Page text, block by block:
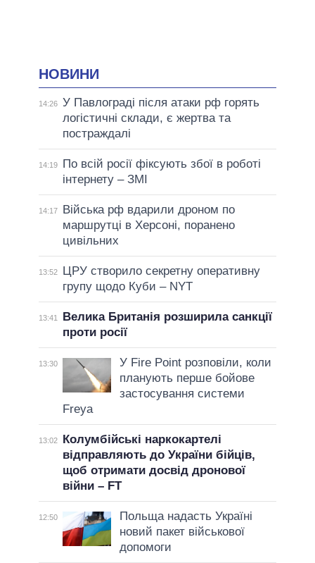
НОВИНИ
14:26 У Павлограді після атаки рф горять
логістичні склади, є жертва та
постраждалі
14:19
По всій росії фіксують збої в роботі
інтернету – ЗМІ
14:17
Війська рф вдарили дроном по
маршрутці в Херсоні, поранено
цивільних
13:52
ЦРУ створило секретну оперативну
групу щодо Куби – NYT
13:41
Велика Британія розширила санкції
проти росії
13:30
У Fire Point розповіли, коли
планують перше бойове
застосування системи
Freya
13:02
Колумбійські наркокартелі
відправляють до України бійців,
щоб отримати досвід дронової
війни – FT
12:50
Польща надасть Україні
новий пакет військової
допомоги